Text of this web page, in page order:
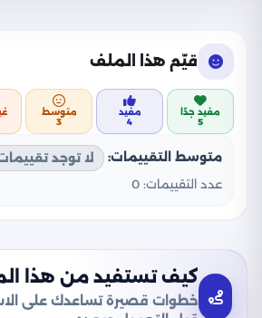
قيّم هذا الملف
مفيد جدًا
5
مفيد
4
متوسط
3
متوسط التقييمات:
لا توجد
عدد التقييمات: 0
كيف تستفيد من هذا
خطوات قصيرة تساعدك على